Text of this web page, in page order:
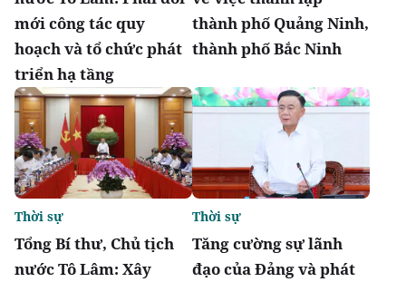
mới công tác quy
hoạch và tổ chức phát
triển hạ tầng
thành phố Quảng Ninh,
thành phố Bắc Ninh
Tổng Bí thư, Chủ tịch
nước Tô Lâm: Xây
Thời sự
Tăng cường sự lãnh
đạo của Đảng và phát
Thời sự